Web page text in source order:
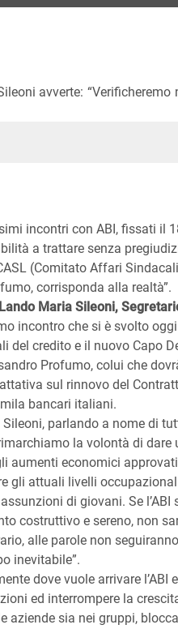
avverte:
incontri con ABI, fissati il
a trattare senza
(Comitato Affari
corrisponda alla realtà”.
Lando Maria Sileoni,
incontro che si è svolto
del credito e il nuovo Capo
Profumo, colui che
sul rinnovo del
bancari italiani.
Sileoni, parlando a nome di
la volontà di dare
aumenti economici
gli attuali livelli
di giovani. Se l’ABI
costruttivo e sereno, non
alle parole non
inevitabile”.
dove vuole arrivare l’ABI
ed interrompere la
aziende sia nei gruppi,